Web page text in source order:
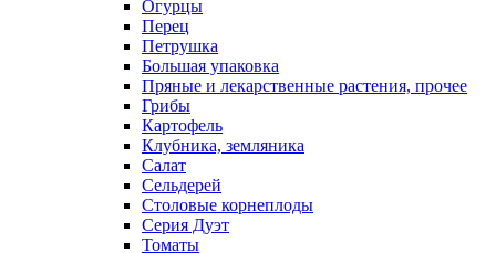
Огурцы
Перец
Петрушка
Большая упаковка
Пряные и лекарственные растения, прочее
Грибы
Картофель
Клубника, земляника
Салат
Сельдерей
Столовые корнеплоды
Серия Дуэт
Томаты